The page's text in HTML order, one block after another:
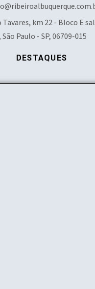
Tavares, km 22 - Bloco E
Paulo - SP, 06709-015
DESTAQUES